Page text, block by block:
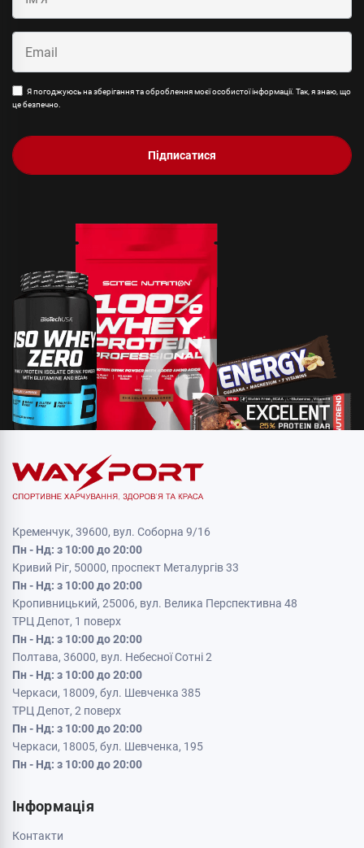
Я погоджуюсь на зберігання та оброблення моєї особистої інформації. Так, я знаю, що
це безпечно.
Підписатися
Кременчук, 39600, вул. Соборна 9/16
Пн - Нд: з 10:00 до 20:00
Кривий Ріг, 50000, проспект Металургів 33
Пн - Нд: з 10:00 до 20:00
Кропивницький, 25006, вул. Велика Перспективна 48
ТРЦ Депот, 1 поверх
Пн - Нд: з 10:00 до 20:00
Полтава, 36000, вул. Небесної Сотні 2
Пн - Нд: з 10:00 до 20:00
Черкаси, 18009, бул. Шевченка 385
ТРЦ Депот, 2 поверх
Пн - Нд: з 10:00 до 20:00
Черкаси, 18005, бул. Шевченка, 195
Пн - Нд: з 10:00 до 20:00
Інформація
Контакти